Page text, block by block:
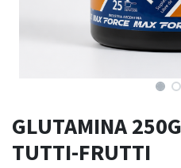
GLUTAMINA
TUTTI-FRUTTI